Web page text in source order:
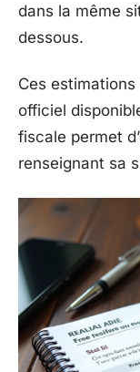
dans la même
dessous.
Ces
officiel
fiscale permet
renseignant sa